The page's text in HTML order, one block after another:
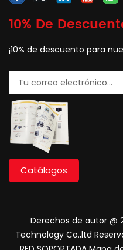
10% De
¡10% de descuento para
Catálogos
Derechos de autor @
Technology Co.,ltd